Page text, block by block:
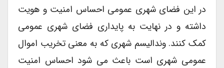
در این فضای شهری عمومی احساس امنیت و هویت
داشته و در نهایت به پایداری فضای شهری عمومی
کمک کنند. وندالیسم شهری که به معنی تخریب اموال
عمومی شهری است باعث می شود احساس امنیت